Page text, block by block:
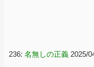
236: 名無しの正義 2025/